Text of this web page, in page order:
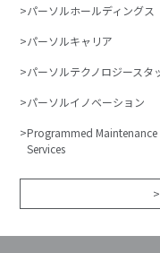
パーソルホールディングス
パーソルキャリア
パーソルテクノロジースタ
パーソルイノベーション
Programmed Maintenance
Services